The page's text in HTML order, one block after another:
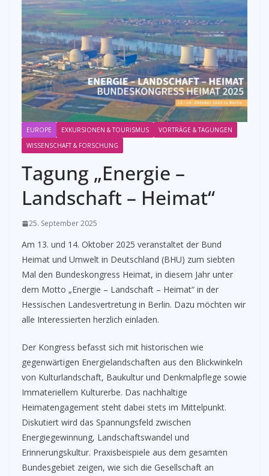
EUROPE EXKURSIONEN & TOURISMUS
VORTRÄGE & TAGUNGEN
WISSENSCHAFT & FORSCHUNG
Tagung „Energie –
Landschaft – Heimat“
25. September 2025
Am 13. und 14. Oktober 2025 veranstaltet der Bund
Heimat und Umwelt in Deutschland (BHU) zum siebten
Mal den Bundeskongress Heimat, in diesem Jahr unter
dem Motto „Energie – Landschaft – Heimat“ in der
Hessischen Landesvertretung in Berlin. Dazu möchten wir
alle Interessierten herzlich einladen.
Der Kongress befasst sich mit historischen wie
gegenwärtigen Energielandschaften aus den Blickwinkeln
von Kulturlandschaft, Baukultur und Denkmalpflege sowie
Immateriellem Kulturerbe. Das nachhaltige
Heimatengagement steht dabei stets im Mittelpunkt.
Diskutiert wird das Spannungsfeld zwischen
Energiegewinnung, Landschaftswandel und
Erinnerungskultur. Praxisbeispiele aus dem gesamten
Bundesgebiet zeigen, wie sich die Gesellschaft an